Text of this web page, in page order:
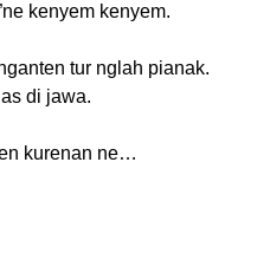
kenyem kenyem.
tur nglah pianak.
di jawa.
kurenan ne…